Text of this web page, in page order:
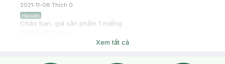
2021-11-08 Thích 0
Hasaki
Chào bạn, giá sản phẩm 1 miếng
Xem tất cả